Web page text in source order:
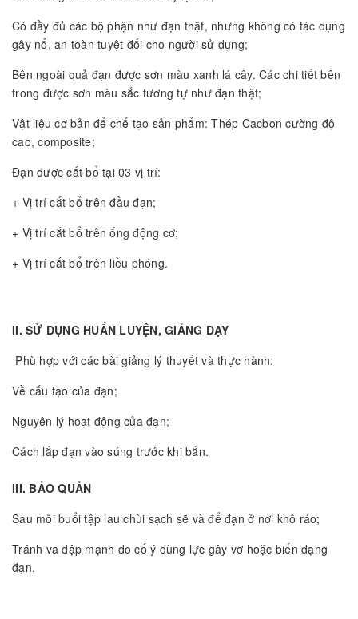
Có đầy đủ các bộ phận như đạn thật, nhưng không có tác dụng
gây nổ, an toàn tuyệt đối cho người sử dụng;
Bên ngoài quả đạn được sơn màu xanh lá cây. Các chi tiết bên
trong được sơn màu sắc tương tự như đạn thật;
Vật liệu cơ bản để chế tạo sản phẩm: Thép Cacbon cường độ
cao, composite;
Đạn được cắt bổ tại 03 vị trí:
+ Vị trí cắt bổ trên đầu đạn;
+ Vị trí cắt bổ trên ống động cơ;
+ Vị trí cắt bổ trên liều phóng.
II. SỬ DỤNG HUẤN LUYỆN, GIẢNG DẠY
Phù hợp với các bài giảng lý thuyết và thực hành:
Về cấu tạo của đạn;
Nguyên lý hoạt động của đạn;
Cách lắp đạn vào súng trước khi bắn.
III. BẢO QUẢN
Sau mỗi buổi tập lau chùi sạch sẽ và để đạn ở nơi khô ráo;
Tránh va đập mạnh do cố ý dùng lực gây vỡ hoặc biến dạng
đạn.